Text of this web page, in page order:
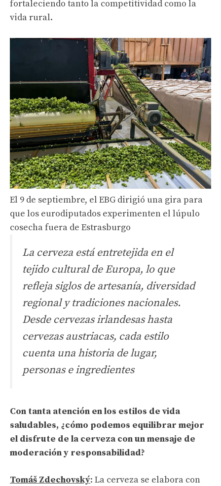
fortaleciendo tanto la competitividad como la
vida rural.
El 9 de septiembre, el EBG dirigió una gira para
que los eurodiputados experimenten el lúpulo
cosecha fuera de Estrasburgo
La cerveza está entretejida en el
tejido cultural de Europa, lo que
refleja siglos de artesanía, diversidad
regional y tradiciones nacionales.
Desde cervezas irlandesas hasta
cervezas austriacas, cada estilo
cuenta una historia de lugar,
personas e ingredientes
Con tanta atención en los estilos de vida
saludables, ¿cómo podemos equilibrar mejor
el disfrute de la cerveza con un mensaje de
moderación y responsabilidad?
Tomáš Zdechovský: La cerveza se elabora con